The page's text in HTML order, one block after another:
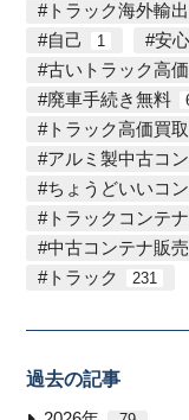
トラック海外輸出
自己 1 安
古いトラック高
廃車手続き無料
トラック高価買取
アルミ製中古コ
ちょうどいいコ
トラックコンテ
中古コンテナ販売
トラック 231
過去の記事